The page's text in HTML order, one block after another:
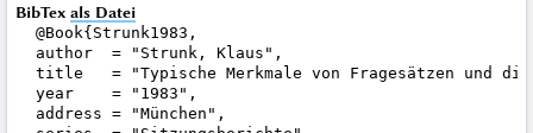
BibTex als Datei
@Book{Strunk1983,
author  = "Strunk, Klaus",
title   = "Typische Merkmale von Fragesätzen und
year    = "1983",
address = "München",